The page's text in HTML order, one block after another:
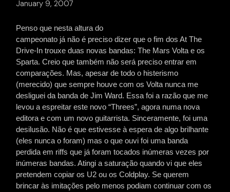
January 9, 2007
Penso que nesta altura do
campeonato já não é preciso dizer que o fim dos At The
Drive-In trouxe duas novas bandas: The Mars Volta e os
Sparta. Creio que também não será preciso entrar em
comparações. Mas, apesar de todo o histerismo
(merecido) que sempre houve com os Volta nunca me
desliguei da banda de Jim Ward. Essa foi a razão que me
levou a espreitar este novo “Threes”, agora numa nova
editora e com um novo guitarrista. Sinceramente, foi uma
desilusão. Não é que estivesse à espera de algo brilhante
(eles nunca o foram) mas o que ouvi foi uma banda
perdida em riffs que já foram tocados inúmeras vezes por
inúmeras bandas. Atingi a saturação quando vi que eles
pretendem copiar os U2 ou os Coldplay. Se querem
brincar às imitações pelo menos podiam continuar com os